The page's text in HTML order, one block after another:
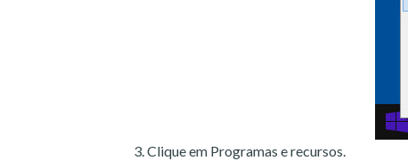
Clique em Programas e recursos.